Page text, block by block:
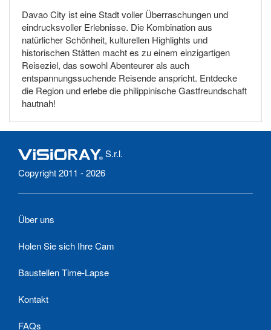
Davao City ist eine Stadt voller Überraschungen und
eindrucksvoller Erlebnisse. Die Kombination aus
natürlicher Schönheit, kulturellen Highlights und
historischen Stätten macht es zu einem einzigartigen
Reiseziel, das sowohl Abenteurer als auch
entspannungssuchende Reisende anspricht. Entdecke
die Region und erlebe die philippinische Gastfreundschaft
hautnah!
S.r.l.
Copyright 2011 - 2026
Über uns
Holen Sie sich Ihre Cam
Baustellen Time-Lapse
Kontakt
FAQs